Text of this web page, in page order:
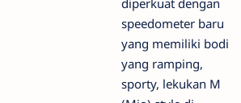
diperkuat dengan
speedometer baru
yang memiliki bodi
yang ramping,
sporty, lekukan M